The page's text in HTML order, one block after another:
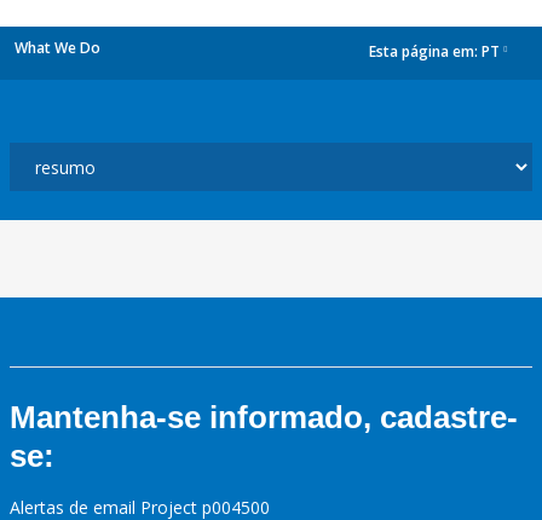
What We Do Esta página em: PT
Mantenha-se informado, cadastre-
se:
Alertas de email Project p004500